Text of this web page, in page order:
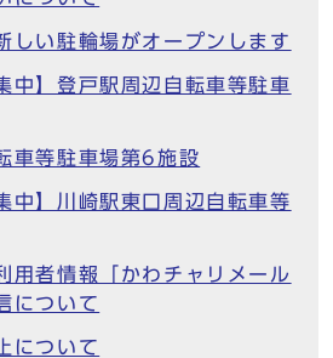
しい駐輪場がオープンします
中】登戸駅周辺自転車等駐車
車等駐車場第6施設
中】川崎駅東口周辺自転車等
用者情報「かわチャリメール
について
について